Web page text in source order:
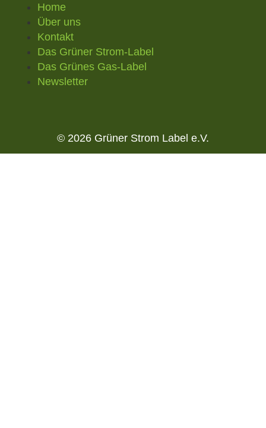
Home
Über uns
Kontakt
Das Grüner Strom-Label
Das Grünes Gas-Label
Newsletter
© 2026 Grüner Strom Label e.V.